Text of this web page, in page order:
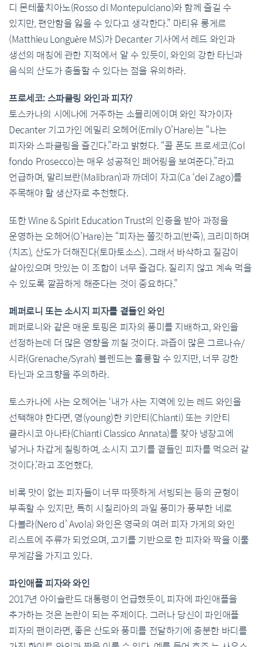
디 몬테풀치아노(Rosso di Montepulciano)와 함께 즐길 수
있지만, 편안함을 잃을 수 있다고 생각한다.” 마티유 롱게르
(Matthieu Longuère MS)가 Decanter 기사에서 레드 와인과
생선의 매칭에 관한 지적에서 알 수 있듯이, 와인의 강한 타닌과
음식의 산도가 충돌할 수 있다는 점을 유의하라.
프로세코: 스파클링 와인과 피자?
토스카나의 시에나에 거주하는 소믈리에이며 와인 작가이자
Decanter 기고가인 에밀리 오헤어(Emily O’Hare)는 “나는
피자와 스파클링을 즐긴다.”라고 밝혔다. “콜 폰도 프로세코(Col
fondo Prosecco)는 매우 성공적인 페어링을 보여준다.”라고
언급하며, 말리브란(Malibran)과 까데이 자고(Ca ‘dei Zago)를
주목해야 할 생산자로 추천했다.
또한 Wine & Spirit Education Trust의 인증을 받아 과정을
운영하는 오헤어(O’Hare)는 “피자는 쫄깃하고(반죽), 크리미하며
(치즈), 산도가 더해진다(토마토소스). 그래서 바삭하고 질감이
살아있으며 맛있는 이 조합이 너무 즐겁다. 질리지 않고 계속 먹을
수 있도록 깔끔하게 해준다는 것이 중요하다.”
페퍼로니 또는 소시지 피자를 곁들인 와인
페퍼로니와 같은 매운 토핑은 피자의 풍미를 지배하고, 와인을
선정하는데 더 많은 영향을 끼칠 것이다. 과즙이 많은 그르나슈/
시라(Grenache/Syrah) 블렌드는 훌륭할 수 있지만, 너무 강한
타닌과 오크향을 주의하라.
토스카나에 사는 오헤어는 ‘내가 사는 지역에 있는 레드 와인을
선택해야 한다면, 영(young)한 키안티(Chianti) 또는 키안티
클라시코 아나타(Chianti Classico Annata)를 찾아 냉장고에
넣거나 차갑게 칠링하여, 소시지 고기를 곁들인 피자를 먹으러 갈
것이다.’라고 조언했다.
비록 맛이 없는 피자들이 너무 따뜻하게 서빙되는 등의 균형이
부족할 수 있지만, 특히 시칠리아의 과일 풍미가 풍부한 네로
다볼라(Nero d’ Avola) 와인은 영국의 여러 피자 가게의 와인
리스트에 주류가 되었으며, 고기를 기반으로 한 피자와 짝을 이룰
무게감을 가지고 있다.
파인애플 피자와 와인
2017년 아이슬란드 대통령이 언급했듯이, 피자에 파인애플을
추가하는 것은 논란이 되는 주제이다. 그러나 당신이 파인애플
피자의 팬이라면, 좋은 산도와 풍미를 전달하기에 충분한 바디를